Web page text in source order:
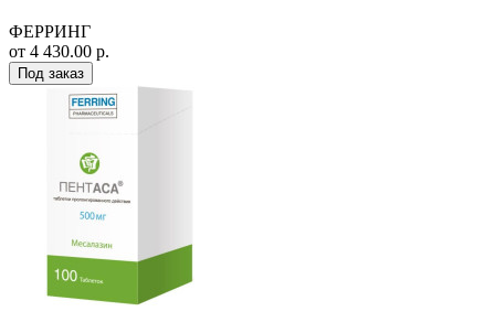
ФЕРРИНГ
от 4 430.00 р.
Под заказ